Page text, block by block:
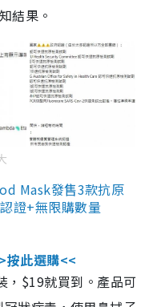
結果。
Mask發售3款抗原
證+無限購數量
按此選購<<
，$19就買到。產品可